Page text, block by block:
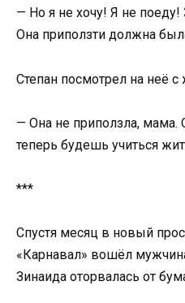
— Но я не хочу! Я не поеду!
Она приползти должна
Степан посмотрел на неё
— Она не приползла, мама.
теперь будешь учиться
***
Спустя месяц в новый
«Карнавал» вошёл
Зинаида оторвалась от